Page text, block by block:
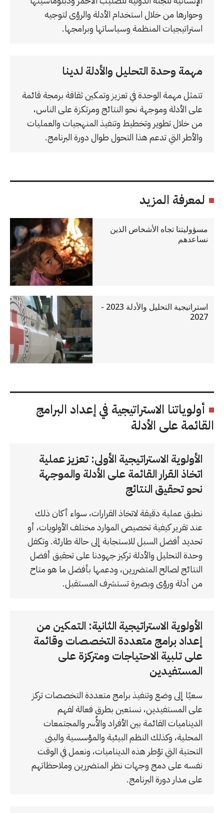
وحوارها من خلال استخدام الأدلة والرؤى لتوجيه
استراتيجيات المنظمة وسياساتها وبرامجها.
مهمة وحدة التحليل والأدلة لدينا
تتمثل مهمة الوحدة في تعزيز وتمكين ثقافة برمجة قائمة
على الأدلة وموجهة نحو النتائج ومرتكزة على الناس،
من خلال تطوير وتخطيط وتنفيذ المنهجيات والعمليات
والأطر التي تدعم هذا التحول طوال دورة البرنامج.
لمعرفة المزيد
مسؤوليتنا تجاه الأشخاص الذين
نساعدهم
استراتيجية التحليل والأدلة 2023 -
2027
أولوياتنا الاستراتيجية في إعداد البرامج
القائمة على الأدلة
الأولوية الاستراتيجية الأولى: تعزيز عملية
اتخاذ القرار القائمة على الأدلة والموجهة
نحو تحقيق النتائج
نطبق عملية دقيقة لاتخاذ القرارات، سواء أكان ذلك
عند تقرير كيفية تخصيص الموارد مختلف الأولويات، أو
تحديد أفضل السبل للاستجابة إلى حالة طارئة. وتكفل
وحدة التحليل والأدلة تركيز جهودنا على تحقيق أفضل
النتائج لصالح المتضررين، ودعمها بأفضل ما هو متاح
من أدلة ورؤى وبصيرة تستشرف المستقبل.
الأولوية الاستراتيجية الثانية: التمكين من
إعداد برامج متعددة التخصصات وقائمة
على تلبية الاحتياجات ومتركزة على
المستفيدين
سعيًا إلى وضع وتنفيذ برامج متعددة التخصصات تركز
على المستفيدين، نستعين بطرق فعالة لفهم
الديناميات القائمة بين الأفراد والأُسر والمجتمعات
المحلية، وكذلك النظم البيئية والمؤسسية والبنى
التحتية التي تؤطر هذه الديناميات، ونعمل في الوقت
نفسه على دمج وجهات نظر المتضررين وملاحظاتهم
على مدار دورة البرنامج.